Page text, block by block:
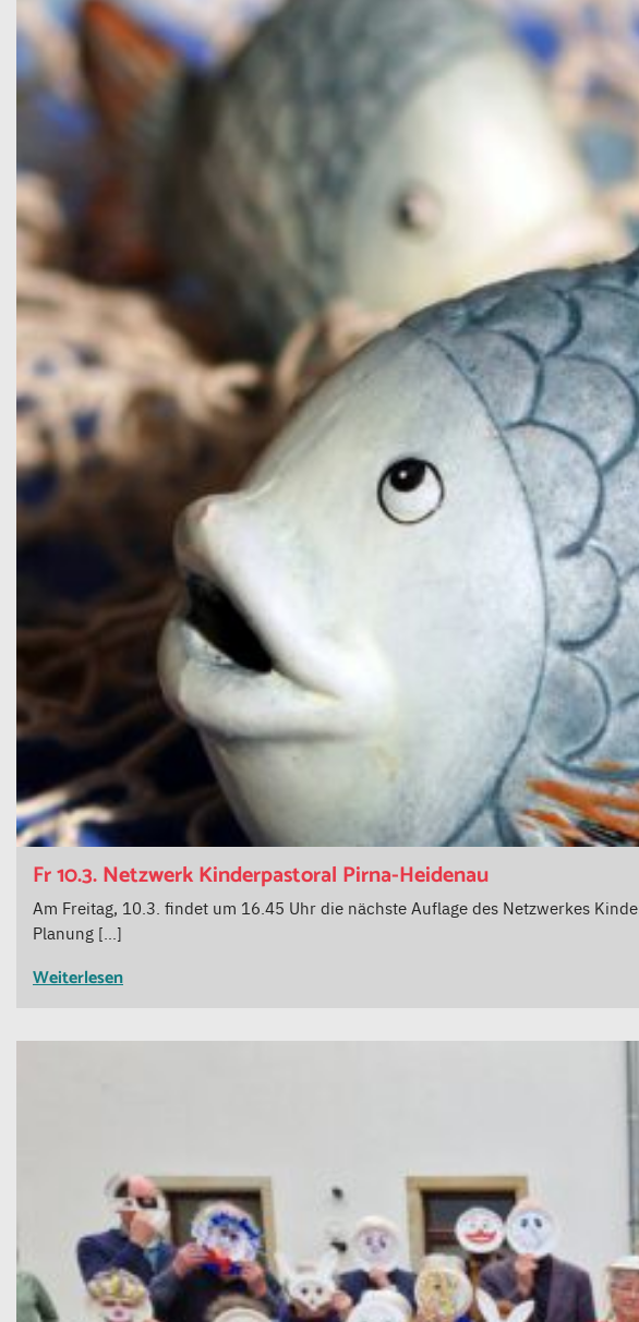
Fr 10.3. Netzwerk Kinderpastoral Pirna-Heidenau
Am Freitag, 10.3. findet um 16.45 Uhr die nächste Auflage des Netzwerkes
Planung […]
Weiterlesen